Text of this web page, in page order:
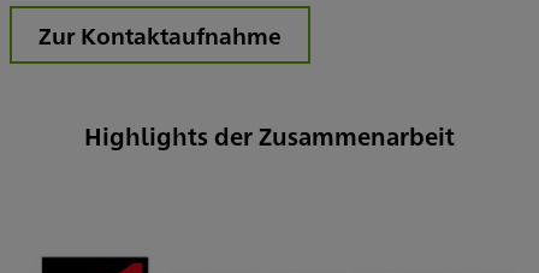
Zur Kontaktaufnahme
Highlights der Zusammenarbeit